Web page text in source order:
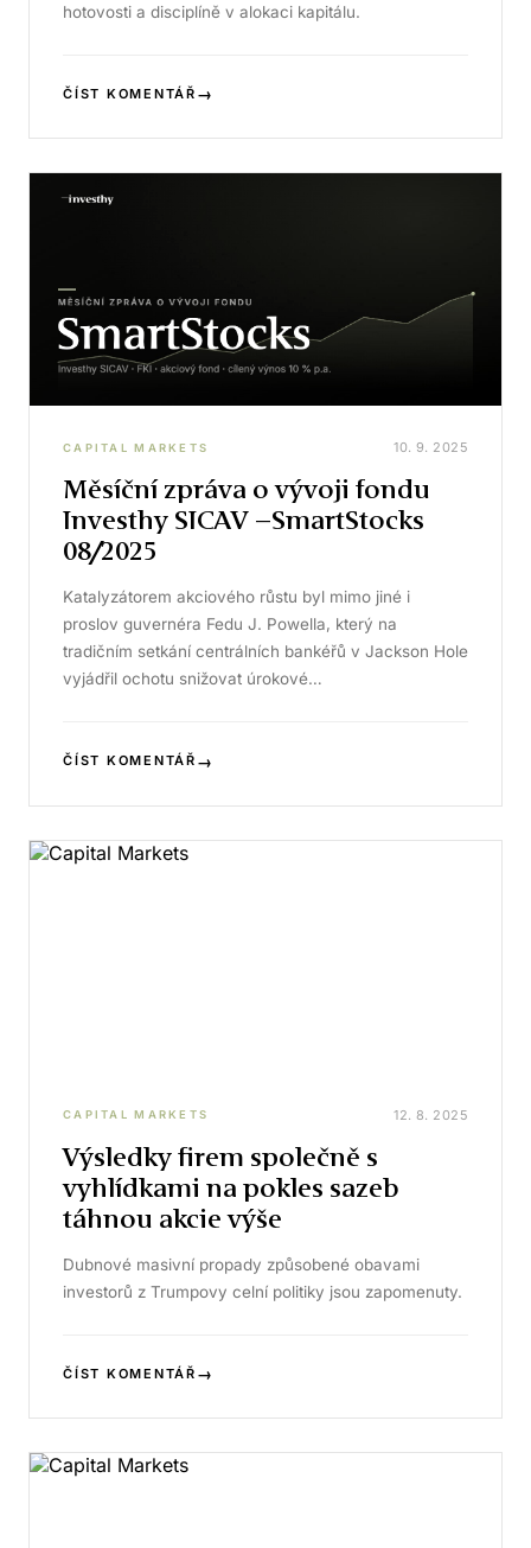
hotovosti a disciplíně v alokaci kapitálu.
ČÍST KOMENTÁŘ →
CAPITAL MARKETS 10. 9. 2025
Měsíční zpráva o vývoji fondu
Investhy SICAV –SmartStocks
08/2025
Katalyzátorem akciového růstu byl mimo jiné i
proslov guvernéra Fedu J. Powella, který na
tradičním setkání centrálních bankéřů v Jackson Hole
vyjádřil ochotu snižovat úrokové…
ČÍST KOMENTÁŘ →
CAPITAL MARKETS 12. 8. 2025
Výsledky firem společně s
vyhlídkami na pokles sazeb
táhnou akcie výše
Dubnové masivní propady způsobené obavami
investorů z Trumpovy celní politiky jsou zapomenuty.
ČÍST KOMENTÁŘ →